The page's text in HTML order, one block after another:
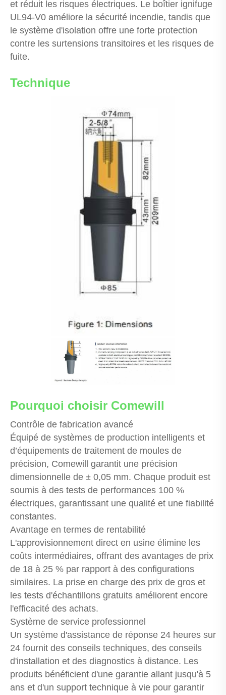
et réduit les risques électriques. Le boîtier ignifuge
UL94-V0 améliore la sécurité incendie, tandis que
le système d'isolation offre une forte protection
contre les surtensions transitoires et les risques de
fuite.
Technique
Pourquoi choisir Comewill
Contrôle de fabrication avancé
Équipé de systèmes de production intelligents et
d’équipements de traitement de moules de
précision, Comewill garantit une précision
dimensionnelle de ± 0,05 mm. Chaque produit est
soumis à des tests de performances 100 %
électriques, garantissant une qualité et une fiabilité
constantes.
Avantage en termes de rentabilité
L'approvisionnement direct en usine élimine les
coûts intermédiaires, offrant des avantages de prix
de 18 à 25 % par rapport à des configurations
similaires. La prise en charge des prix de gros et
les tests d'échantillons gratuits améliorent encore
l'efficacité des achats.
Système de service professionnel
Un système d'assistance de réponse 24 heures sur
24 fournit des conseils techniques, des conseils
d'installation et des diagnostics à distance. Les
produits bénéficient d'une garantie allant jusqu'à 5
ans et d'un support technique à vie pour garantir